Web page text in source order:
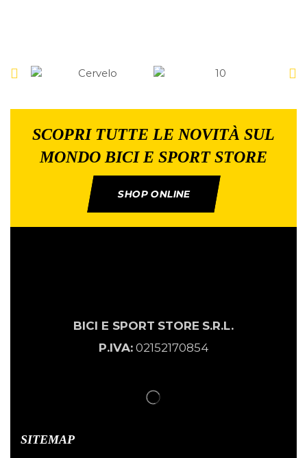
SCOPRI TUTTE LE NOVITÀ SUL
MONDO BICI E SPORT STORE
SHOP ONLINE
BICI E SPORT STORE S.R.L.
P.IVA:02152170854
SITEMAP